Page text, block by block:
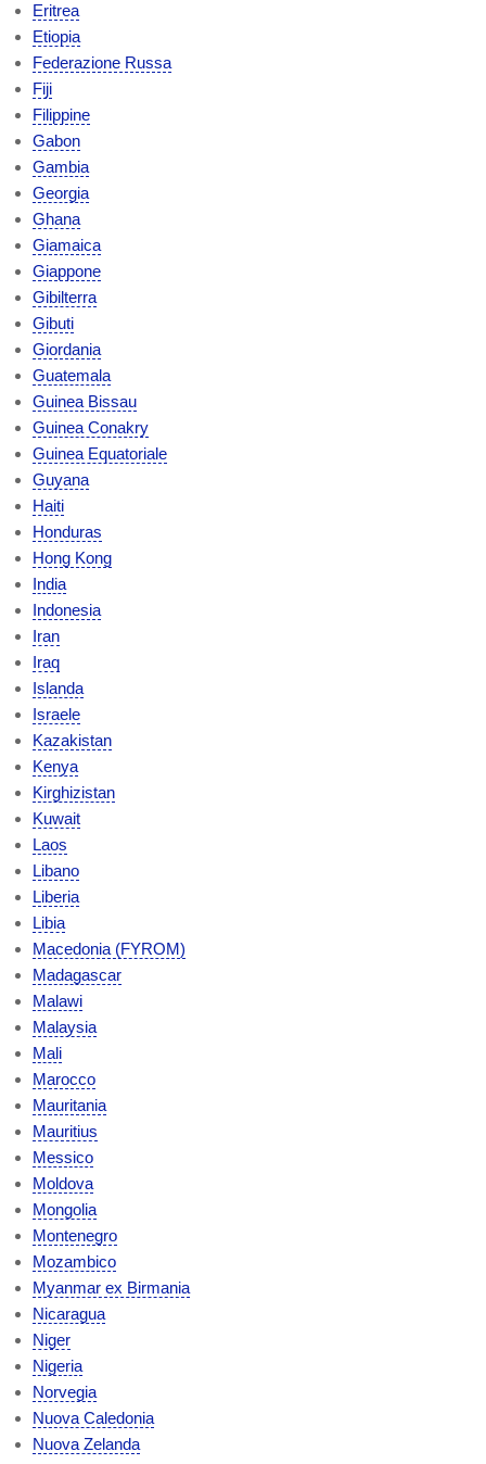
Eritrea
Etiopia
Federazione Russa
Fiji
Filippine
Gabon
Gambia
Georgia
Ghana
Giamaica
Giappone
Gibilterra
Gibuti
Giordania
Guatemala
Guinea Bissau
Guinea Conakry
Guinea Equatoriale
Guyana
Haiti
Honduras
Hong Kong
India
Indonesia
Iran
Iraq
Islanda
Israele
Kazakistan
Kenya
Kirghizistan
Kuwait
Laos
Libano
Liberia
Libia
Macedonia (FYROM)
Madagascar
Malawi
Malaysia
Mali
Marocco
Mauritania
Mauritius
Messico
Moldova
Mongolia
Montenegro
Mozambico
Myanmar ex Birmania
Nicaragua
Niger
Nigeria
Norvegia
Nuova Caledonia
Nuova Zelanda